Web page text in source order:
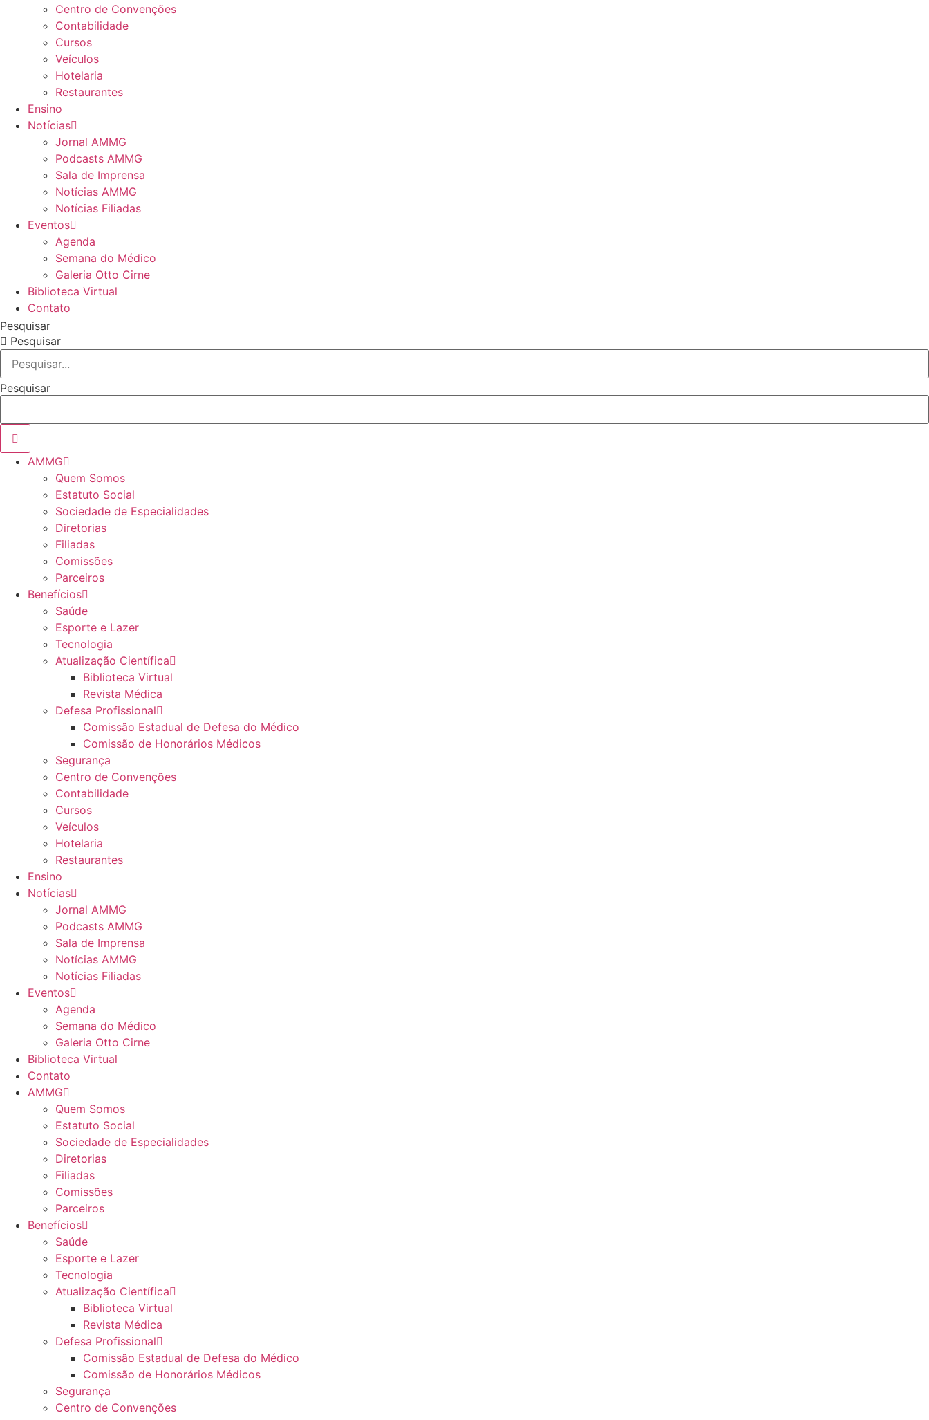
Centro de Convenções
Contabilidade
Cursos
Veículos
Hotelaria
Restaurantes
Ensino
Notícias
Jornal AMMG
Podcasts AMMG
Sala de Imprensa
Notícias AMMG
Notícias Filiadas
Eventos
Agenda
Semana do Médico
Galeria Otto Cirne
Biblioteca Virtual
Contato
Pesquisar
Pesquisar
Pesquisar
AMMG
Quem Somos
Estatuto Social
Sociedade de Especialidades
Diretorias
Filiadas
Comissões
Parceiros
Benefícios
Saúde
Esporte e Lazer
Tecnologia
Atualização Científica
Biblioteca Virtual
Revista Médica
Defesa Profissional
Comissão Estadual de Defesa do Médico
Comissão de Honorários Médicos
Segurança
Centro de Convenções
Contabilidade
Cursos
Veículos
Hotelaria
Restaurantes
Ensino
Notícias
Jornal AMMG
Podcasts AMMG
Sala de Imprensa
Notícias AMMG
Notícias Filiadas
Eventos
Agenda
Semana do Médico
Galeria Otto Cirne
Biblioteca Virtual
Contato
AMMG
Quem Somos
Estatuto Social
Sociedade de Especialidades
Diretorias
Filiadas
Comissões
Parceiros
Benefícios
Saúde
Esporte e Lazer
Tecnologia
Atualização Científica
Biblioteca Virtual
Revista Médica
Defesa Profissional
Comissão Estadual de Defesa do Médico
Comissão de Honorários Médicos
Segurança
Centro de Convenções